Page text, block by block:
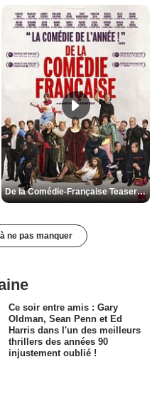
De la Comédie-Française Teaser VF
ne pas manquer
Ce soir entre amis : Gary
Oldman, Sean Penn et Ed
Harris dans l'un des meilleurs
thrillers des années 90
injustement oublié !